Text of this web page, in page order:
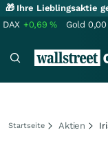
🎁 Ihre Lieblingsaktie
DAX +0,69% Gold 0,00
Startseite Aktien